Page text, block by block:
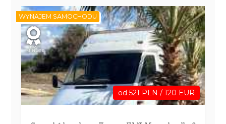
od 521 PLN / 120 EUR
WYNAJEM SAMOCHODU
LAST
MINUTE